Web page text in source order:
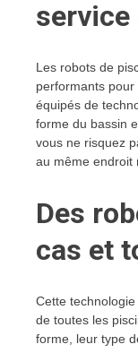
service
Les robots de
performants
équipés de
forme du bassin
vous ne risquez
au même endroit
Des
cas et
Cette
de toutes les
forme, leur type